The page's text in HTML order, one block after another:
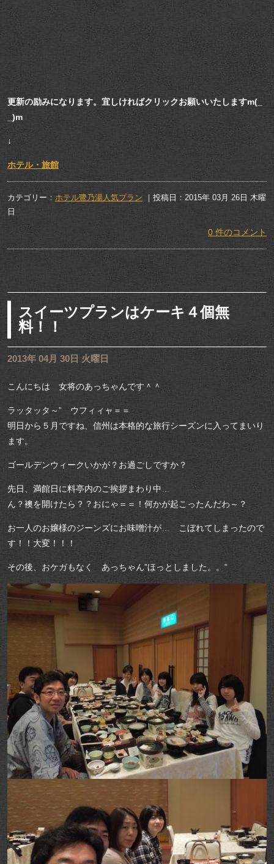
更新の励みになります。宜しければクリックお願いいたしますm(_
_)m
↓
ホテル・旅館
カテゴリー： ホテル鷺乃湯人気プラン ｜投稿日：2015年 03月 26日 木曜
日
0 件のコメント
スイーツプランはケーキ４個無
料！！
2013年 04月 30日 火曜日
こんにちは 女将のあっちゃんです＾＾
ラッタッタ～” ウフィィャ＝＝
明日から５月ですね、信州は本格的な旅行シーズンに入ってまいり
ます。
ゴールデンウィークいかが？お過ごしですか？
先日、満館日に料亭内のご挨拶まわり中…
ん？襖を開けたら？？おにゃ＝＝！何かが起こったんだわ～？
お一人のお嬢様のジーンズにお味噌汁が… こぼれてしまったので
す！！大変！！！
その後、おケガもなく あっちゃん”ほっとしました。。”